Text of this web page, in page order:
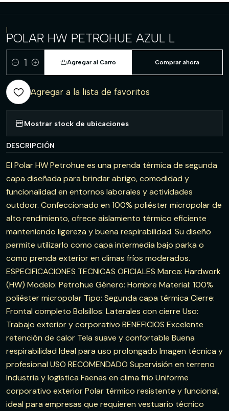
|
POLAR HW PETROHUE AZUL L
Cantidad
Agregar al Carro Comprar ahora
Agregar a la lista de favoritos
Mostrar stock de ubicaciones
DESCRIPCIÓN
El Polar HW Petrohue es una prenda térmica de segunda
capa diseñada para brindar abrigo, comodidad y
funcionalidad en entornos laborales y actividades
outdoor. Confeccionado en 100% poliéster micropolar de
alto rendimiento, ofrece aislamiento térmico eficiente
manteniendo ligereza y buena respirabilidad. Su diseño
permite utilizarlo como capa intermedia bajo parka o
como prenda exterior en climas fríos moderados.
ESPECIFICACIONES TECNICAS OFICIALES Marca: Hardwork
(HW) Modelo: Petrohue Género: Hombre Material: 100%
poliéster micropolar Tipo: Segunda capa térmica Cierre:
Frontal completo Bolsillos: Laterales con cierre Uso:
Trabajo exterior y corporativo BENEFICIOS Excelente
retención de calor Tela suave y confortable Buena
respirabilidad Ideal para uso prolongado Imagen técnica y
profesional USO RECOMENDADO Supervisión en terreno
Industria y logística Faenas en clima frío Uniforme
corporativo exterior Polar térmico resistente y funcional,
ideal para empresas que requieren vestuario técnico